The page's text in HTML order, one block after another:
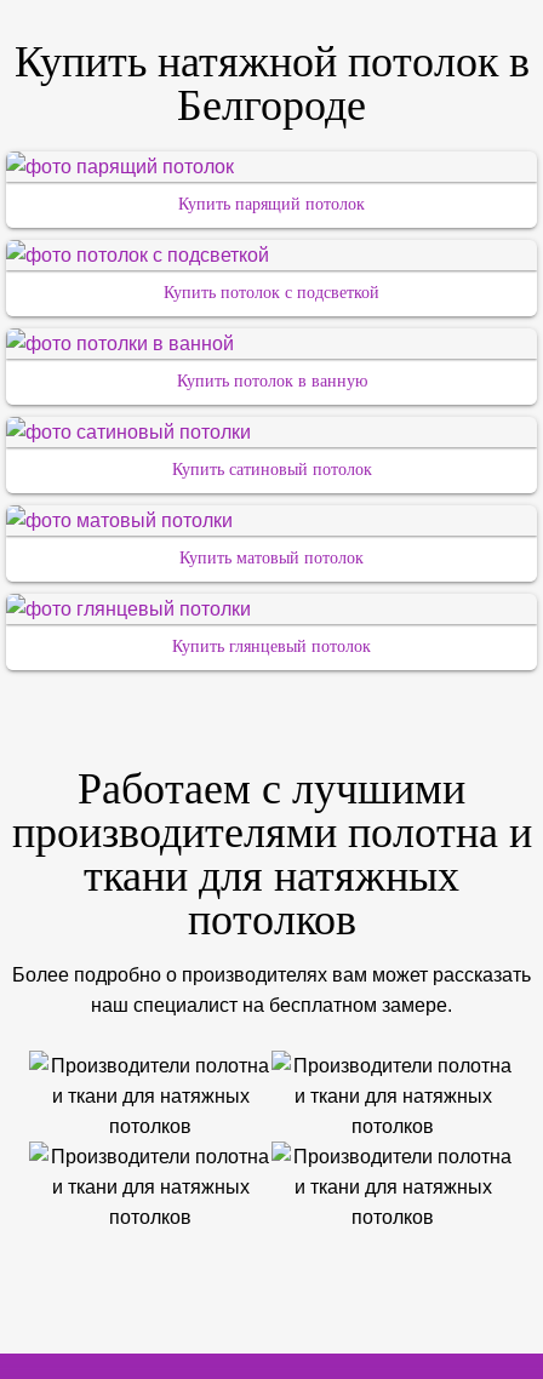
Купить натяжной потолок в
Белгороде
Купить парящий потолок
Купить потолок с подсветкой
Купить потолок в ванную
Купить сатиновый потолок
Купить матовый потолок
Купить глянцевый потолок
Работаем с лучшими
производителями полотна и
ткани для натяжных
потолков
Более подробно о производителях вам может рассказать
наш специалист на бесплатном замере.